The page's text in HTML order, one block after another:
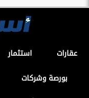
عقارات استثمار
بورصة وشركات